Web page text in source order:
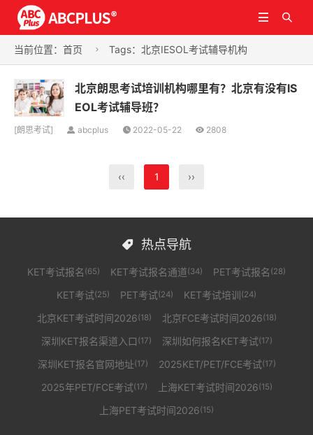


当前位置： 首页  Tags：北京IESOL考试辅导机构
北京朗思考试培训机构哪里有？北京有没有IS
EOL考试辅导班？
[朗思考试] abcplus 2022-05-22 2808
‹‹ 1 ››
 热点导航
KET考试报名 (65) KET考试报名通道(34) PET考试报名 (28)
KET考试(25) PET考试(24) KET考试培训(24)
北京KET考试时间2026(18) 北京FCE考试时间2026(18)
深圳KET报名渠道入口 (17) 深圳如何报名KET考试(17)
深圳KET报名官网地址(17) 2025KET/PET/FCE考试(17)
2025年PET/FCE考试(17) 上海KET考试时间2026(15)
上海PET考试时间2026(15)